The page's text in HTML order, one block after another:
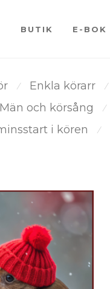
BUTIK E-BOK
⁄ Enkla körarr ⁄
Män och körsång ⁄
i kören ⁄